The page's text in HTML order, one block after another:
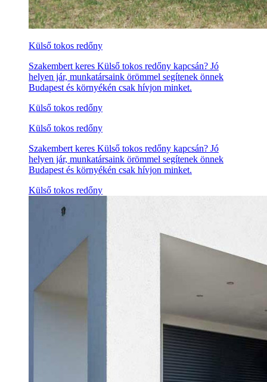
Külső tokos redőny
Szakembert keres Külső tokos redőny kapcsán? Jó
helyen jár, munkatársaink örömmel segítenek önnek
Budapest és környékén csak hívjon minket.
Külső tokos redőny
Külső tokos redőny
Szakembert keres Külső tokos redőny kapcsán? Jó
helyen jár, munkatársaink örömmel segítenek önnek
Budapest és környékén csak hívjon minket.
Külső tokos redőny